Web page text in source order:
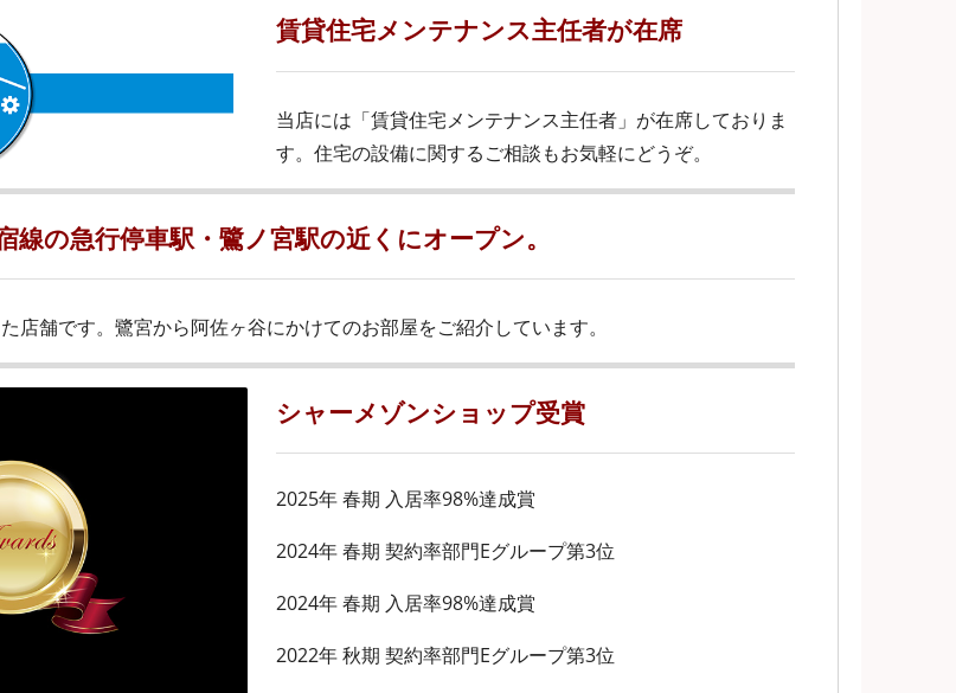
賃貸住宅メンテナンス主任者が在席
当店には「賃貸住宅メンテナンス主任者」が在席しておりま
す。住宅の設備に関するご相談もお気軽にどうぞ。
線の急行停車駅・鷺ノ宮駅の近くにオープン。
店舗です。鷺宮から阿佐ヶ谷にかけてのお部屋をご紹介しています。
シャーメゾンショップ受賞
2025年 春期 入居率98%達成賞
2024年 春期 契約率部門Eグループ第3位
2024年 春期 入居率98%達成賞
2022年 秋期 契約率部門Eグループ第3位